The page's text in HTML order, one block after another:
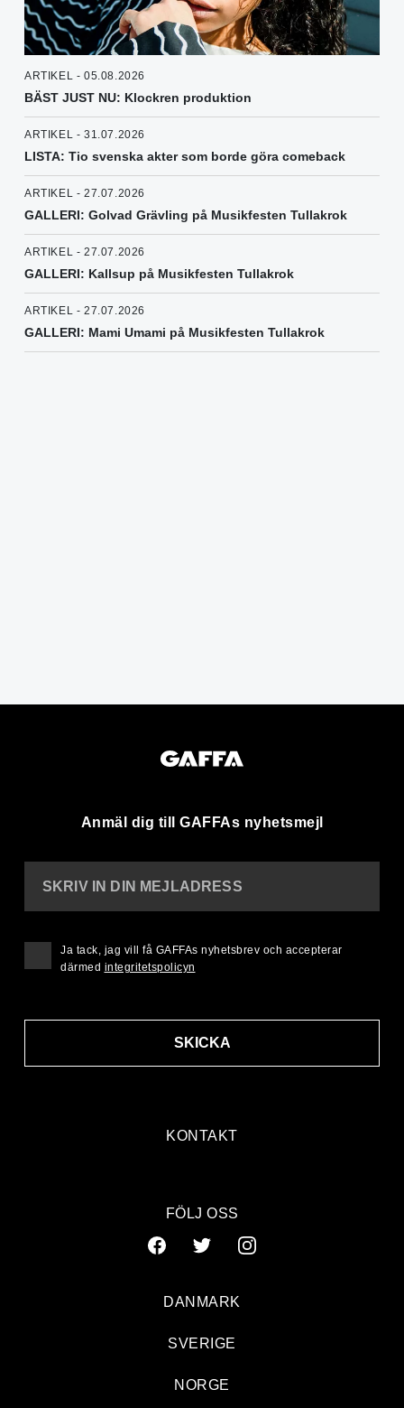
ARTIKEL - 05.08.2026
BÄST JUST NU: Klockren produktion
ARTIKEL - 31.07.2026
LISTA: Tio svenska akter som borde göra comeback
ARTIKEL - 27.07.2026
GALLERI: Golvad Grävling på Musikfesten Tullakrok
ARTIKEL - 27.07.2026
GALLERI: Kallsup på Musikfesten Tullakrok
ARTIKEL - 27.07.2026
GALLERI: Mami Umami på Musikfesten Tullakrok
Anmäl dig till GAFFAs nyhetsmejl
KONTAKT
SKRIV IN DIN MEJLADRESS
SKICKA
Ja tack, jag vill få GAFFAs nyhetsbrev och accepterar
därmed integritetspolicyn
FÖLJ OSS
DANMARK
SVERIGE
NORGE